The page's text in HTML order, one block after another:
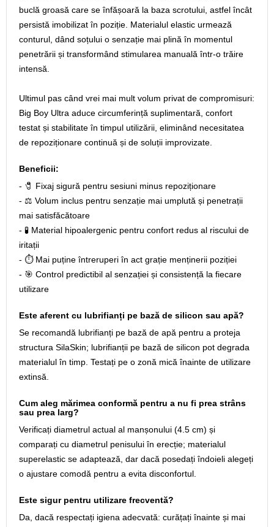
buclă groasă care se înfășoară la baza scrotului, astfel încât
persistă imobilizat în poziție. Materialul elastic urmează
conturul, dând soțului o senzație mai plină în momentul
penetrării și transformând stimularea manuală într‑o trăire
intensă.
Ultimul pas când vrei mai mult volum privat de compromisuri:
Big Boy Ultra aduce circumferință suplimentară, confort
testat și stabilitate în timpul utilizării, eliminând necesitatea
de repoziționare continuă și de soluții improvizate.
Beneficii:
- 🧷 Fixaj sigură pentru sesiuni minus repoziționare
- ⚖️ Volum inclus pentru senzație mai umplută și penetrații
mai satisfăcătoare
- 🧪 Material hipoalergenic pentru confort redus al riscului de
iritații
- ⏱️ Mai puține întreruperi în act grație menținerii poziției
- 🎯 Control predictibil al senzației și consistență la fiecare
utilizare
Este aferent cu lubrifianți pe bază de silicon sau apă?
Se recomandă lubrifianți pe bază de apă pentru a proteja
structura SilaSkin; lubrifianții pe bază de silicon pot degrada
materialul în timp. Testați pe o zonă mică înainte de utilizare
extinsă.
Cum aleg mărimea conformă pentru a nu fi prea strâns
sau prea larg?
Verificați diametrul actual al manșonului (4.5 cm) și
comparați cu diametrul penisului în erecție; materialul
superelastic se adaptează, dar dacă posedați îndoieli alegeți
o ajustare comodă pentru a evita disconfortul.
Este sigur pentru utilizare frecventă?
Da, dacă respectați igiena adecvată: curățați înainte și mai